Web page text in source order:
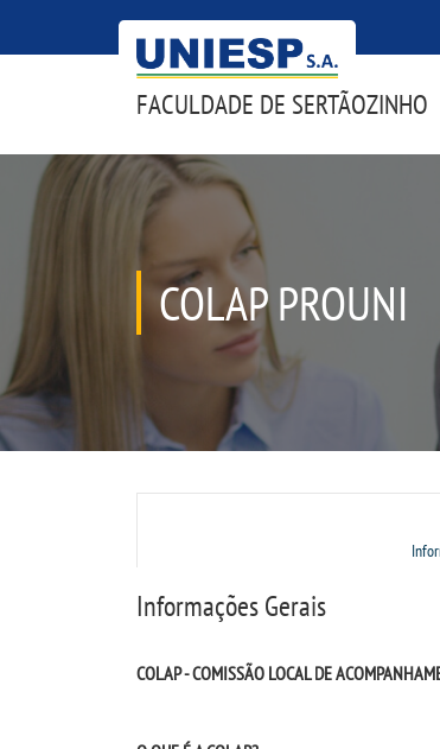
FACULDADE DE SERTÃOZINHO
COLAP PROUNI
Informações Gerais
COLAP - COMISSÃO LOCAL DE